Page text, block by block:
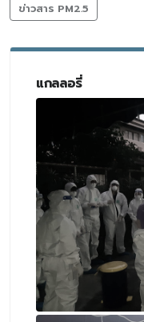
ข่าวสาร PM2.5
แกลลอรี่